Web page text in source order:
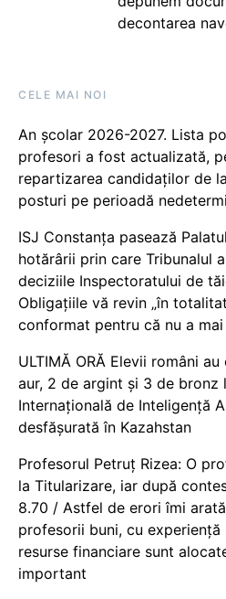
decontarea
CELE MAI NOI
An școlar 2026-2027. Lista
profesori a fost actualizată,
repartizarea candidaților de
posturi pe perioadă
ISJ Constanța pasează
hotărârii prin care Tribunalul
deciziile Inspectoratului de
Obligațiile vă revin „în
conformat pentru că nu a
ULTIMĂ ORĂ Elevii români
aur, 2 de argint și 3 de bronz
Internațională de Inteligență
desfășurată în Kazahstan
Profesorul Petruț Rizea: O
la Titularizare, iar după
8.70 / Astfel de erori îmi
profesorii buni, cu
resurse financiare sunt
important